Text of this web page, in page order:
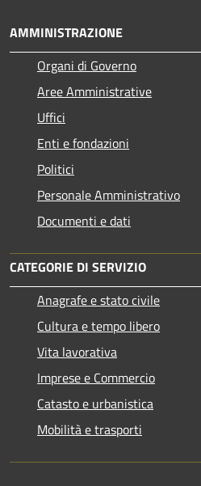
AMMINISTRAZIONE
Organi di Governo
Aree Amministrative
Uffici
Enti e fondazioni
Politici
Personale Amministrativo
Documenti e dati
CATEGORIE DI SERVIZIO
Anagrafe e stato civile
Cultura e tempo libero
Vita lavorativa
Imprese e Commercio
Catasto e urbanistica
Mobilità e trasporti